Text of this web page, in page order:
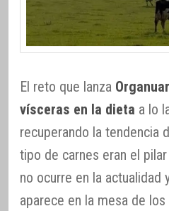
El reto que lanza
vísceras en la dieta a lo
recuperando la tendencia
tipo de carnes eran el
no ocurre en la actualidad
aparece en la mesa de